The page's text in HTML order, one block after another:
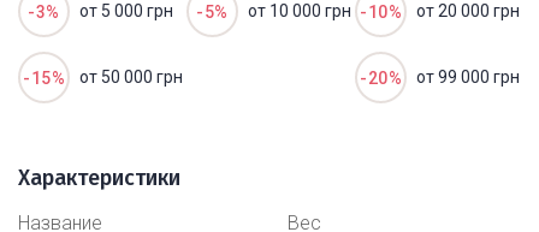
-3% от 5 000 грн -5% от 10 000 грн -10% от 20 000 грн
-15% от 50 000 грн -20% от 99 000 грн
Характеристики
Название Вес